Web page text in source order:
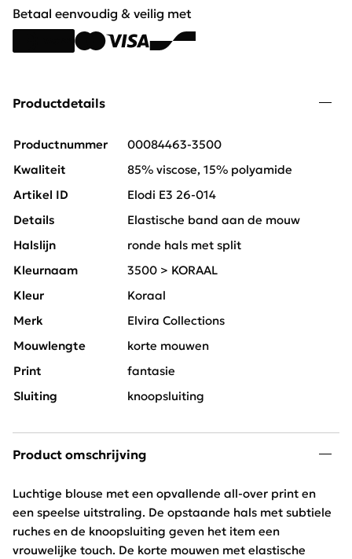
Betaal eenvoudig & veilig met
Productdetails
Productnummer
00084463-3500
Kwaliteit
85% viscose, 15% polyamide
Artikel ID
Elodi E3 26-014
Details
Elastische band aan de mouw
Halslijn
ronde hals met split
Kleurnaam
3500 > KORAAL
Kleur
Koraal
Merk
Elvira Collections
Mouwlengte
korte mouwen
Print
fantasie
Sluiting
knoopsluiting
Product omschrijving
Luchtige blouse met een opvallende all-over print en
een speelse uitstraling. De opstaande hals met subtiele
ruches en de knoopsluiting geven het item een
vrouwelijke touch. De korte mouwen met elastische